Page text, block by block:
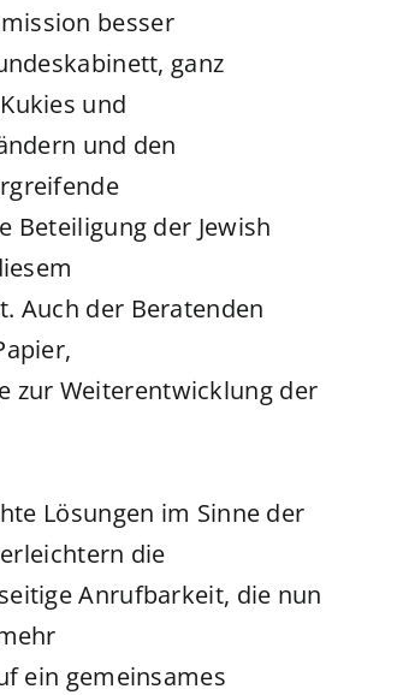
besser
ganz
und
und den
Beteiligung der Jewish
Auch der Beratenden
zur Weiterentwicklung der
Lösungen im Sinne der
die
Anrufbarkeit, die nun
ein gemeinsames